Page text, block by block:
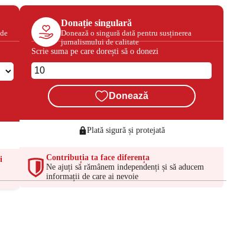
Donație singulară
Donează o singură dată pentru susținerea
jurnalismului de calitate
Scrie suma pe care dorești să o donezi
Donează
Plată sigură și protejată
Contribuția ta face diferența
Ne ajuți să rămânem independenți și să aducem
informații de care ai nevoie